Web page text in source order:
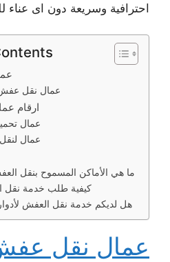
احترافية وسريعة دون اى عناء
عمال نقل
ارقام
عمال
عمال
ما هي الأماكن المسموح بنقل
كيفية طلب خدمة نقل
هل لديكم خدمة نقل العفش
عمال نقل